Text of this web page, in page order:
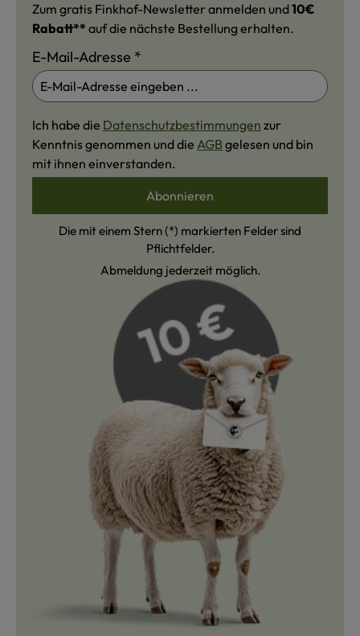
Zum gratis Finkhof-Newsletter anmelden und10€
Rabatt** auf die nächste Bestellung erhalten.
E-Mail-Adresse *
Ich habe die Datenschutzbestimmungen zur
Kenntnis genommen und die AGB gelesen und bin
mit ihnen einverstanden.
Abonnieren
Die mit einem Stern (*) markierten Felder sind
Pflichtfelder.
Abmeldung jederzeit möglich.